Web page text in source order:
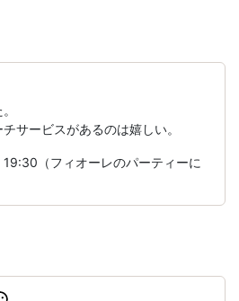
サービスがあるのは嬉しい。
（フィオーレのパーティーに